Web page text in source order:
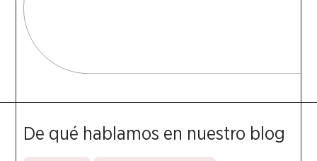
De qué hablamos en nuestro blog